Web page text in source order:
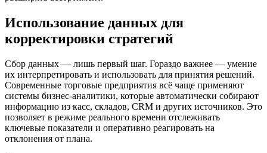
Использование данных для
корректировки стратегий
Сбор данных — лишь первый шаг. Гораздо важнее — умение
их интерпретировать и использовать для принятия решений.
Современные торговые предприятия всё чаще применяют
системы бизнес-аналитики, которые автоматически собирают
информацию из касс, складов, CRM и других источников. Это
позволяет в режиме реального времени отслеживать
ключевые показатели и оперативно реагировать на
отклонения от плана.